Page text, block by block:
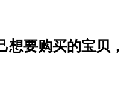
想要购买的宝贝，